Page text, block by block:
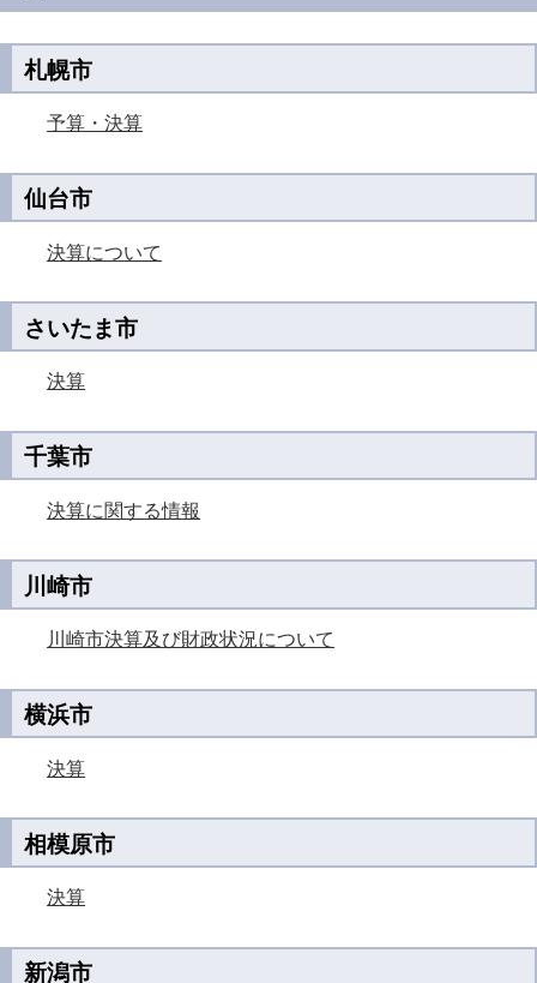
札幌市
予算・決算
仙台市
決算について
さいたま市
決算
千葉市
決算に関する情報
川崎市
川崎市決算及び財政状況について
横浜市
決算
相模原市
決算
新潟市